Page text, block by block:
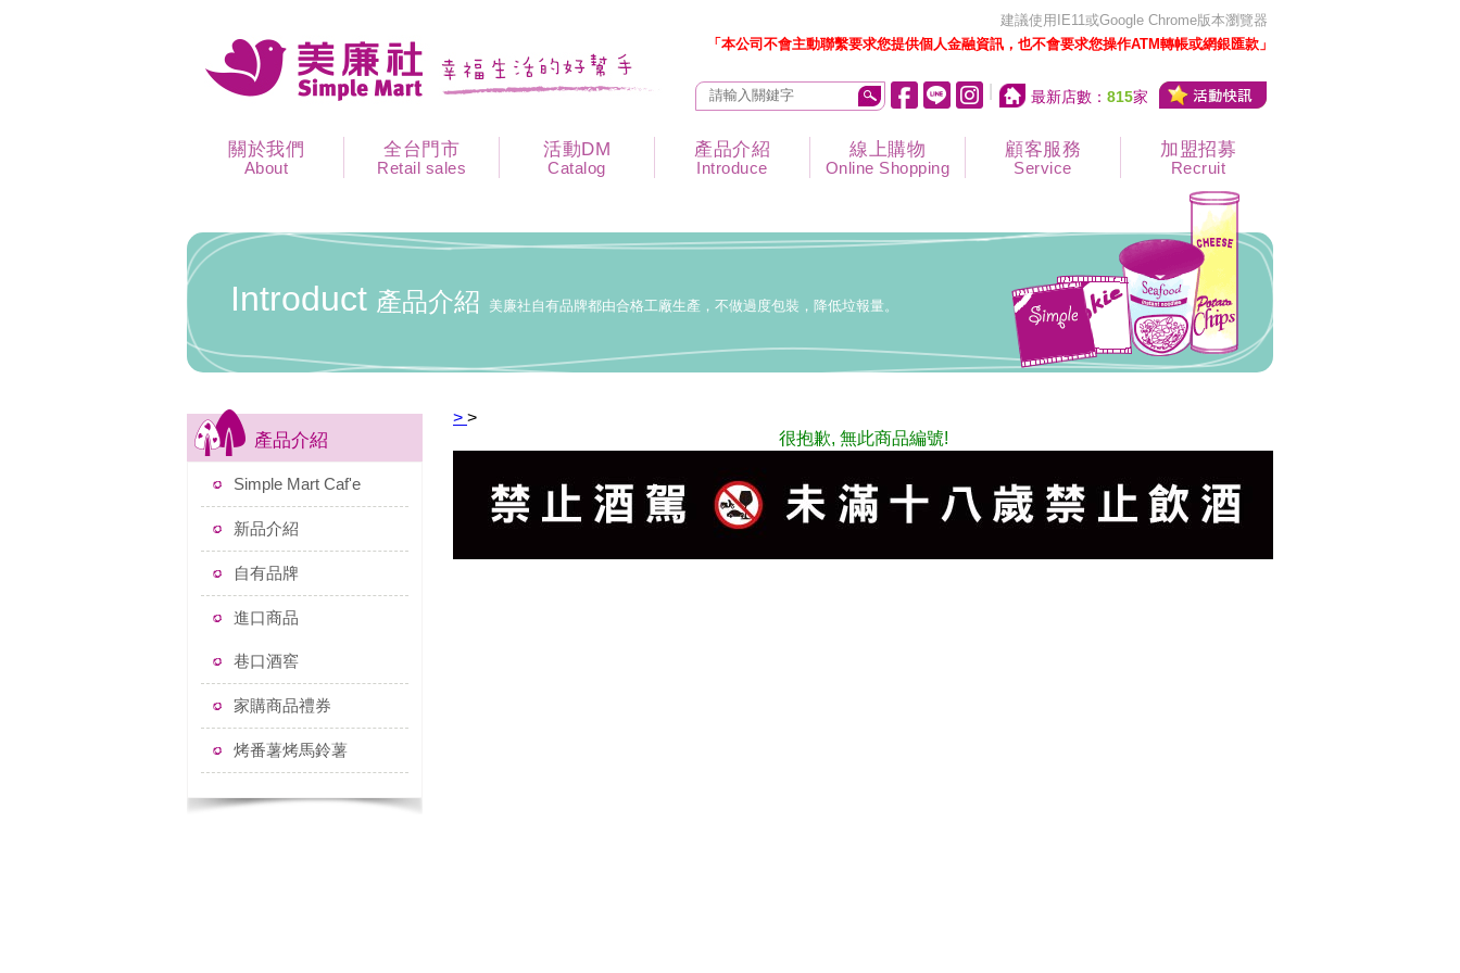
建議使用IE11或Google Chrome版本瀏覽器
「本公司不會主動聯繫要求您提供個人金融資訊，也不會要求您操作ATM轉帳或網銀匯款」
最新店數： 815家
關於我們
About
全台門市
Retail sales
活動DM
Catalog
產品介紹
Introduce
線上購物
Online Shopping
顧客服務
Service
加盟招募
Recruit
Introduct 產品介紹 美廉社自有品牌都由合格工廠生產，不做過度包裝，降低垃報量。
產品介紹
Simple Mart Caf'e
新品介紹
自有品牌
進口商品
巷口酒窖
家購商品禮券
烤番薯烤馬鈴薯
> >
很抱歉, 無此商品編號!